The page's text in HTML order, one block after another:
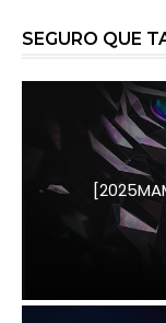
SEGURO QUE